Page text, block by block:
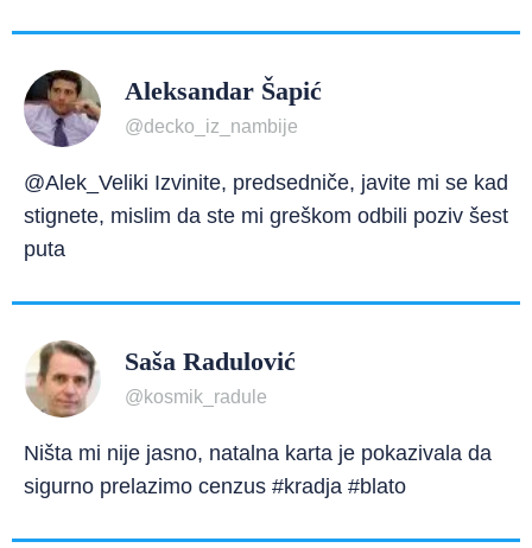
Aleksandar Šapić
@decko_iz_nambije
@Alek_Veliki Izvinite, predsedniče, javite mi se kad
stignete, mislim da ste mi greškom odbili poziv šest
puta
Saša Radulović
@kosmik_radule
Ništa mi nije jasno, natalna karta je pokazivala da
sigurno prelazimo cenzus #kradja #blato